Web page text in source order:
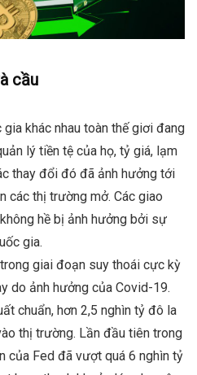
cầu
khác nhau toàn thế giơi đang
lý tiền tệ của họ, tỷ giá, lạm
thay đổi đó đã ảnh hưởng tới
các thị trường mở. Các giao
hề bị ảnh hưởng bởi sự
gia.
giai đoạn suy thoái cực kỳ
do ảnh hưởng của Covid-19.
chuẩn, hơn 2,5 nghìn tỷ đô la
thị trường. Lần đầu tiên trong
của Fed đã vượt quá 6 nghìn tỷ